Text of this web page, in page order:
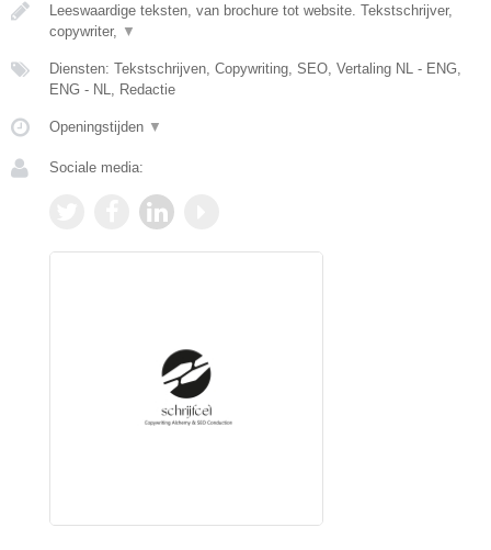
Leeswaardige teksten, van brochure tot website. Tekstschrijver,
copywriter,
▼
Diensten: Tekstschrijven, Copywriting, SEO, Vertaling NL - ENG,
ENG - NL, Redactie
Openingstijden ▼
Sociale media: